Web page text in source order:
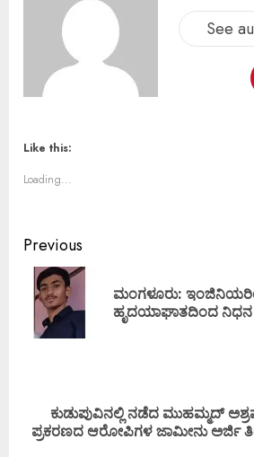
See
Like this:
Loading...
Previous
ಮಂಗಳೂರು:
ಹೃದಯಾಘಾತದಿಂದ ನಿಧನ
ಕುಡುಪುವಿನಲ್ಲಿ ನಡೆದ ಮುಹಮ್ಮದ್
ಪ್ರಕರಣದ ಆರೋಪಿಗಳ ಜಾಮೀನು ಅರ್ಜಿ